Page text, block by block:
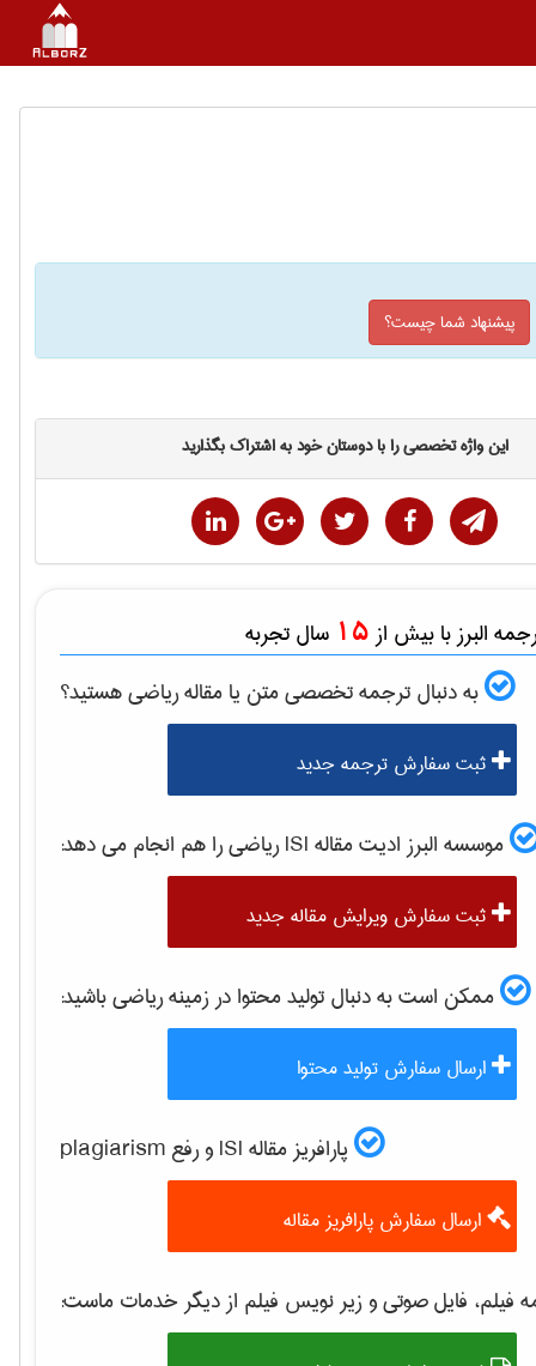
پیشنهاد شما چیست؟
این واژه تخصصی را با دوستان خود به اشتراک بگذارید
البرز با بیش از 15 سال تجربه
به دنبال ترجمه تخصصی متن یا مقالهرياضیهستید؟
ثبت سفارش ترجمه جدید
موسسه البرز ادیت مقاله ISI رياضیرا هم انجام می دهد:
ثبت سفارش ویرایش مقاله جدید
ممکن است به دنبال تولید محتوا در زمینهرياضیباشید:
ارسال سفارش تولید محتوا
پارافریز مقاله ISI و رفع plagiarism
ارسال سفارش پارافریز مقاله
فیلم، فایل صوتی و زیر نویس فیلم از دیگر خدمات ماست: